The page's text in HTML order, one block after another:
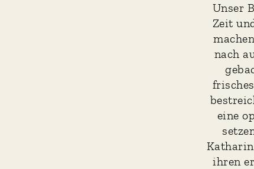
Unser
Zeit
nach
eine
ihren